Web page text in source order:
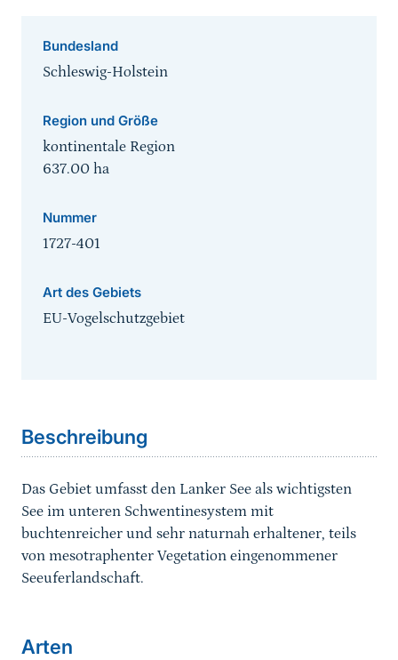
Bundesland
Schleswig-Holstein
Region und Größe
kontinentale Region
637.00 ha
Nummer
1727-401
Art des Gebiets
EU-Vogelschutzgebiet
Beschreibung
Das Gebiet umfasst den Lanker See als wichtigsten
See im unteren Schwentinesystem mit
buchtenreicher und sehr naturnah erhaltener, teils
von mesotraphenter Vegetation eingenommener
Seeuferlandschaft.
Arten